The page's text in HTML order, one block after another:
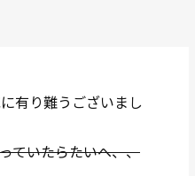
有り難うございまし
ていたらたいへ、、